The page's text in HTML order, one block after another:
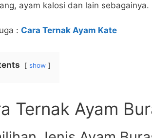
ayam kalosi dan lain sebagainya.
: Cara Ternak Ayam Kate
show
Ternak Ayam